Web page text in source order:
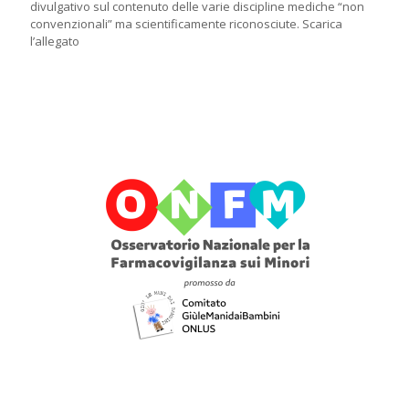
divulgativo sul contenuto delle varie discipline mediche “non
convenzionali” ma scientificamente riconosciute. Scarica
l’allegato